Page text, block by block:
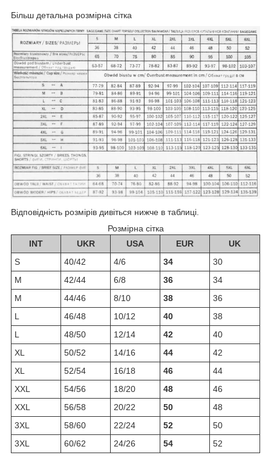
Більш детальна розмірна сітка
Відповідність розмірів дивіться нижче в таблиці.
Розмірна сітка
INT
UKR USA EUR
UK
S
40/42 4/6 34
30
M
42/44 6/8 36
34
M
44/46 8/10 38
36
L
46/48 10/12 40
38
L
48/50 12/14 42
40
XL
50/52 14/16 44
42
XL
52/54 16/18 46
44
XXL
54/56 18/20 48
46
XXL
56/58 20/22 50
48
3XL
58/60 22/24 52
50
3XL
60/62 24/26 54 52